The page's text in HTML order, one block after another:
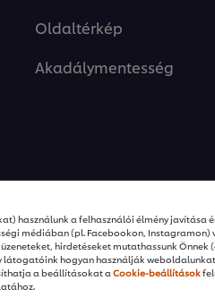
Oldaltérkép
Akadálymentesség
használunk a felhasználói élmény javítása
médiában (pl. Facebookon, Instagramon)
hirdetéseket mutathassunk
látogatóink hogyan használják
a beállításokat a Cookie-beállítások